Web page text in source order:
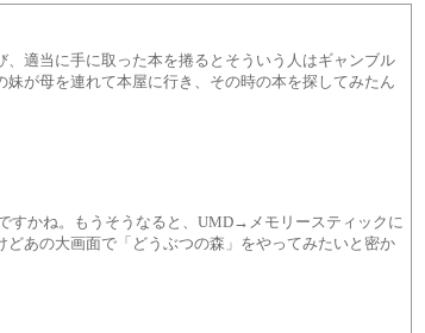
適当に手に取った本を捲るとそういう人はギャンブル
が母を連れて本屋に行き、その時の本を探してみたん
すかね。もうそうなると、UMD→メモリースティックに
あの大画面で「どうぶつの森」をやってみたいと密か